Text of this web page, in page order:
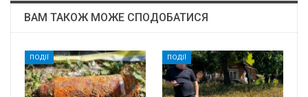
ВАМ ТАКОЖ МОЖЕ СПОДОБАТИСЯ
ПОДІЇ ПОДІЇ